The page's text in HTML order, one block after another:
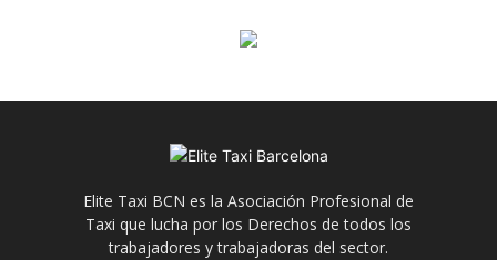
Elite Taxi BCN es la Asociación Profesional de
Taxi que lucha por los Derechos de todos los
trabajadores y trabajadoras del sector.